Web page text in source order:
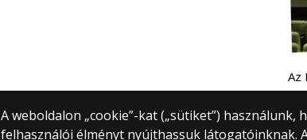
Az
A weboldalon „cookie”-kat („sütiket”)
felhasználói élményt nyújthassuk